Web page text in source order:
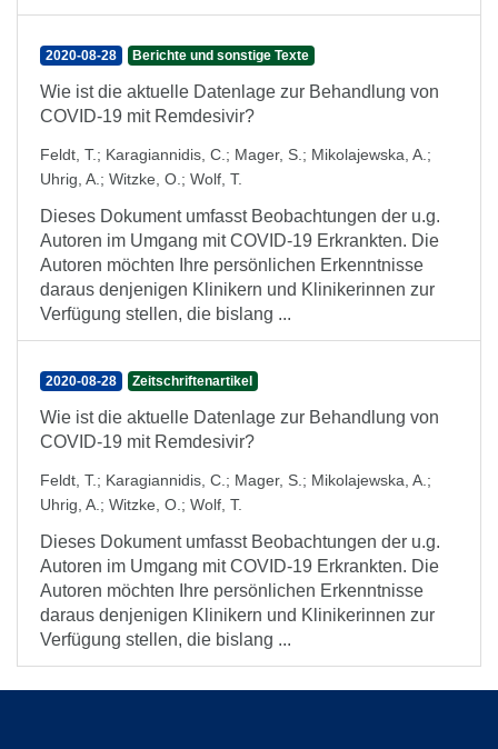
2020-08-28 Berichte und sonstige Texte
Wie ist die aktuelle Datenlage zur Behandlung von
COVID-19 mit Remdesivir?
Feldt, T.; Karagiannidis, C. ; Mager, S. ; Mikolajewska, A. ;
Uhrig, A. ; Witzke, O. ; Wolf, T.
Dieses Dokument umfasst Beobachtungen der u.g.
Autoren im Umgang mit COVID-19 Erkrankten. Die
Autoren möchten Ihre persönlichen Erkenntnisse
daraus denjenigen Klinikern und Klinikerinnen zur
Verfügung stellen, die bislang ...
2020-08-28 Zeitschriftenartikel
Wie ist die aktuelle Datenlage zur Behandlung von
COVID-19 mit Remdesivir?
Feldt, T.; Karagiannidis, C. ; Mager, S. ; Mikolajewska, A. ;
Uhrig, A. ; Witzke, O. ; Wolf, T.
Dieses Dokument umfasst Beobachtungen der u.g.
Autoren im Umgang mit COVID-19 Erkrankten. Die
Autoren möchten Ihre persönlichen Erkenntnisse
daraus denjenigen Klinikern und Klinikerinnen zur
Verfügung stellen, die bislang ...